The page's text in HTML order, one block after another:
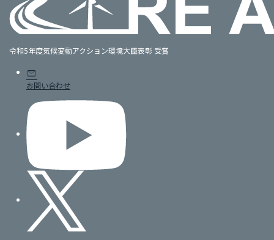
令和5年度気候変動アクション環境大臣表彰 受賞
mail
お問い合わせ